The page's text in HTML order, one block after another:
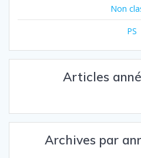
Non
PS
Articles
Archives par